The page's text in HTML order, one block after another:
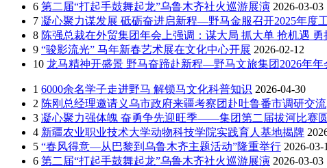
6 第二届“打起手鼓舞起龙”乌鲁木齐社火巡游展演 2026-03-03
7 凝心聚力谋发展 砥砺奋进启新程—野马金服召开2025年度
8 陈强总裁在外贸集团年会上强调：谋大局 抓大单 抢机遇 勇
9 “骏影流光” 马年新春艺术展在文化中心开展 2026-02-12
10 龙马精神开盛景 野马奋蹄赴新程—野马文旅集团2026年年
1 6000余名学子走进野马 解锁马文化科普知识 2026-04-30
2 陈刚总经理邀请义乌市政府来疆考察团赴吐鲁番市调研交流
3 凝心聚力强体魄 奋勇争先迎旺季——集团第二届拔河比赛
4 新疆农业职业技术大学动物科技学院实践育人基地揭牌
5 “春风得意—从巴黎到乌鲁木齐主题活动”隆重举行 2026-03-
6 第二届“打起手鼓舞起龙”乌鲁木齐社火巡游展演 2026-03-03